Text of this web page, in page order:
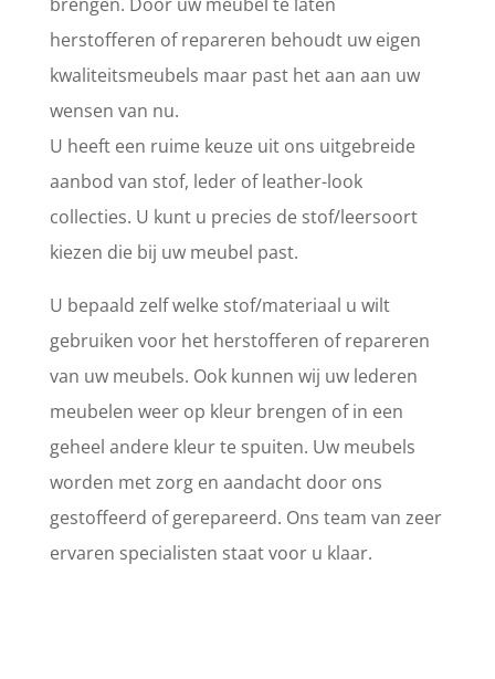
herstofferen of repareren behoudt uw eigen
kwaliteitsmeubels maar past het aan aan uw
wensen van nu.
U heeft een ruime keuze uit ons uitgebreide
aanbod van stof, leder of leather-look
collecties. U kunt u precies de stof/leersoort
kiezen die bij uw meubel past.
U bepaald zelf welke stof/materiaal u wilt
gebruiken voor het herstofferen of repareren
van uw meubels. Ook kunnen wij uw lederen
meubelen weer op kleur brengen of in een
geheel andere kleur te spuiten. Uw meubels
worden met zorg en aandacht door ons
gestoffeerd of gerepareerd. Ons team van zeer
ervaren specialisten staat voor u klaar.